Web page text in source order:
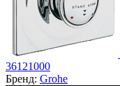
36121000
Бренд: Grohe